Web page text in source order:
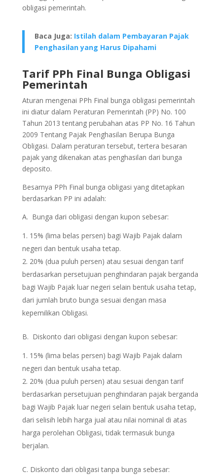
obligasi pemerintah.
Baca Juga: Istilah dalam Pembayaran Pajak
Penghasilan yang Harus Dipahami
Tarif PPh Final Bunga Obligasi
Pemerintah
Aturan mengenai PPh Final bunga obligasi pemerintah
ini diatur dalam Peraturan Pemerintah (PP) No. 100
Tahun 2013 tentang perubahan atas PP No. 16 Tahun
2009 Tentang Pajak Penghasilan Berupa Bunga
Obligasi. Dalam peraturan tersebut, tertera besaran
pajak yang dikenakan atas penghasilan dari bunga
deposito.
Besarnya PPh Final bunga obligasi yang ditetapkan
berdasarkan PP ini adalah:
A. Bunga dari obligasi dengan kupon sebesar:
15% (lima belas persen) bagi Wajib Pajak dalam
negeri dan bentuk usaha tetap.
20% (dua puluh persen) atau sesuai dengan tarif
berdasarkan persetujuan penghindaran pajak berganda
bagi Wajib Pajak luar negeri selain bentuk usaha tetap,
dari jumlah bruto bunga sesuai dengan masa
kepemilikan Obligasi.
B. Diskonto dari obligasi dengan kupon sebesar:
15% (lima belas persen) bagi Wajib Pajak dalam
negeri dan bentuk usaha tetap.
20% (dua puluh persen) atau sesuai dengan tarif
berdasarkan persetujuan penghindaran pajak berganda
bagi Wajib Pajak luar negeri selain bentuk usaha tetap,
dari selisih lebih harga jual atau nilai nominal di atas
harga perolehan Obligasi, tidak termasuk bunga
berjalan.
C. Diskonto dari obligasi tanpa bunga sebesar: